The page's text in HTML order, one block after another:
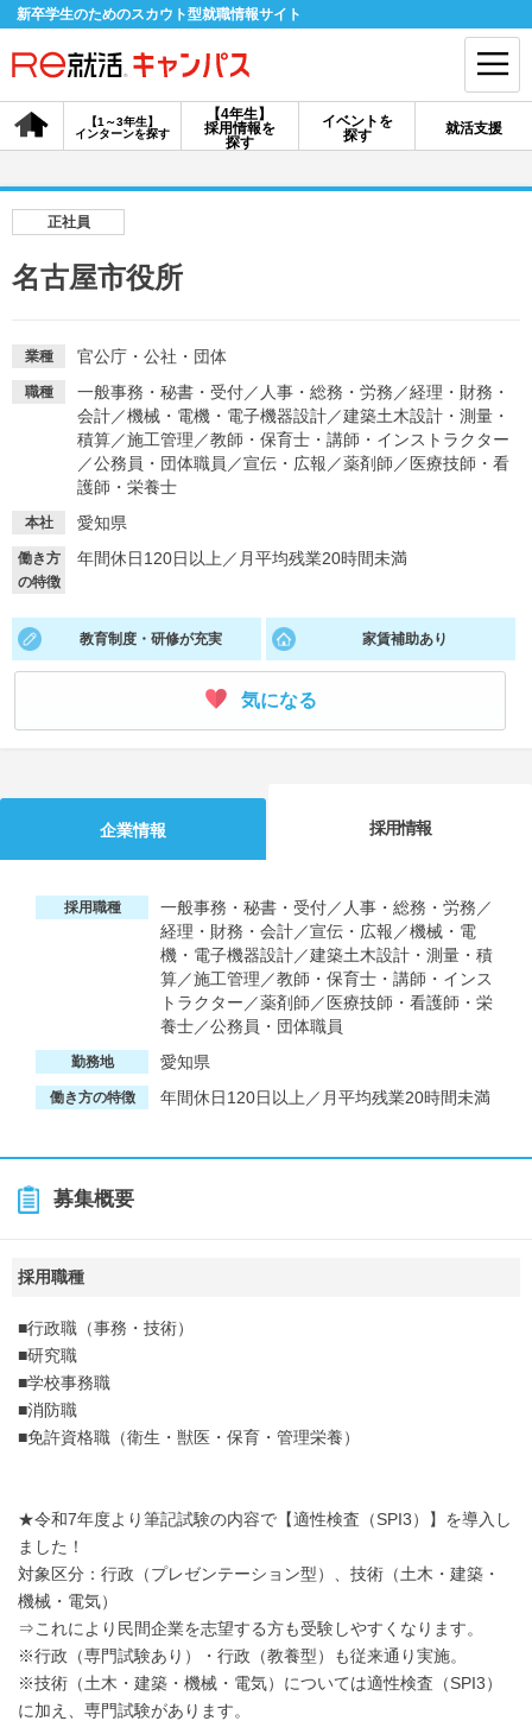
新卒学生のためのスカウト型就職情報サイト
【4年生】
採用情報を
探す
【1～3年生】
インターンを探す
イベントを
探す
就活支援
会員登録 ログイン
採用情報を探す
イベントを探す スカウト お知らせ
就活ノウハウ・サポート
適職診断
あなたに合う仕事を診断！
就活チャンネル
正社員
名古屋市役所
業種 官公庁・公社・団体
職種 一般事務・秘書・受付／ 人事・総務・労務 ／経理・財務・
会計／機械・電機・電子機器設計／建築土木設計・測量・
積算／施工管理 ／教師・保育士・講師・インストラクター
／公務員・団体職員 ／宣伝・広報 ／薬剤師 ／ 医療技師・看
護師・栄養士
本社 愛知県
働き方
の特徴
年間休日120日以上 ／ 月平均残業20時間未満
教育制度・研修が充実 家賃補助あり
気になる
企業情報 採用情報
採用職種
一般事務・秘書・受付／人事・総務・労務／
経理・財務・会計／宣伝・広報／機械・電
機・電子機器設計／建築土木設計・測量・積
算／施工管理／教師・保育士・講師・インス
トラクター／薬剤師／医療技師・看護師・栄
養士／公務員・団体職員
勤務地 愛知県
働き方の特徴 年間休日120日以上／月平均残業20時間未満
募集概要
採用職種
■行政職（事務・技術）
■研究職
■学校事務職
■消防職
■免許資格職（衛生・獣医・保育・管理栄養）
★令和7年度より筆記試験の内容で【適性検査（SPI3）】を導入し
ました！
対象区分：行政（プレゼンテーション型）、技術（土木・建築・
機械・電気）
⇒これにより民間企業を志望する方も受験しやすくなります。
※行政（専門試験あり）・行政（教養型）も従来通り実施。
※技術（土木・建築・機械・電気）については適性検査（SPI3）
に加え、専門試験があります。